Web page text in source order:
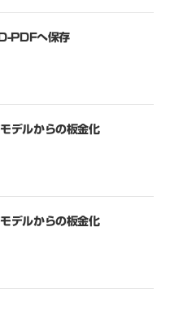
PDFへ保存
デルからの板金化
デルからの板金化